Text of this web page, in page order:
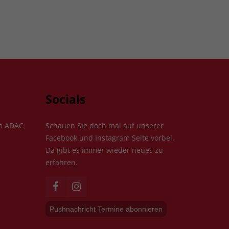
Socials
Schauen Sie doch mal auf unserer
Facebook und Instagram Seite vorbei.
Da gibt es immer wieder neues zu
erfahren.
Pushnachricht Termine abonnieren